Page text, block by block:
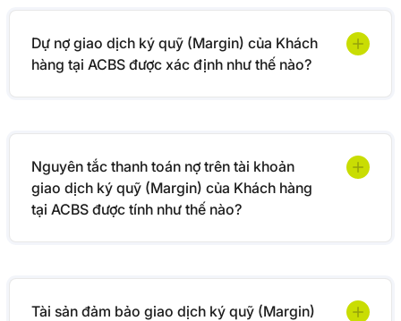
Dự nợ giao dịch ký quỹ (Margin) của Khách
hàng tại ACBS được xác định như thế nào?
Nguyên tắc thanh toán nợ trên tài khoản
giao dịch ký quỹ (Margin) của Khách hàng
tại ACBS được tính như thế nào?
Tài sản đảm bảo giao dịch ký quỹ (Margin)